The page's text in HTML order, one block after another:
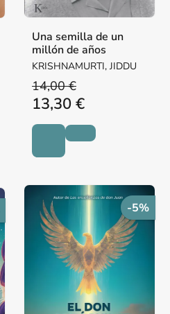
Una semilla de un
millón de años
KRISHNAMURTI, JIDDU
14,00 €
13,30 €
-5%